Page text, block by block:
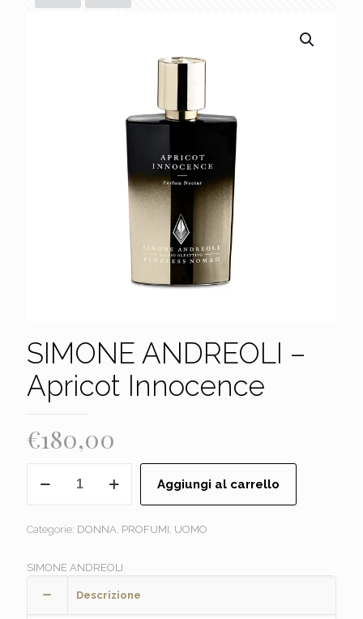
SIMONE ANDREOLI –
Apricot Innocence
€180,00
ANDREOLI
Innocence
Aggiungi al carrello
Categorie: DONNA, PROFUMI, UOMO
SIMONE ANDREOLI
Descrizione